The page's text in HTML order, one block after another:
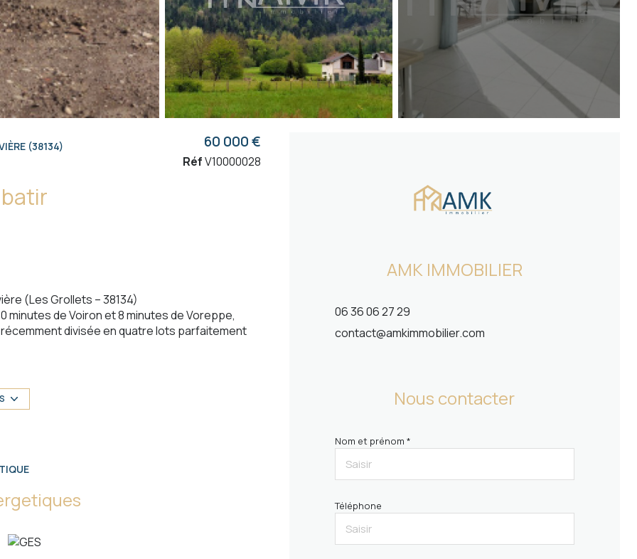
(38134) 60 000 €
RéfV10000028
(Les Grollets – 38134)
minutes de Voiron et 8 minutes de Voreppe,
divisée en quatre lots parfaitement
une construction sereine, sans mauvaise
à partir de 273 906 € terrain + maison +
air/air et finitions personnalisables.
AMK IMMOBILIER
06 36 06 27 29
contact@amkimmobilier.com
Nous contacter
Nom et prénom *
Téléphone